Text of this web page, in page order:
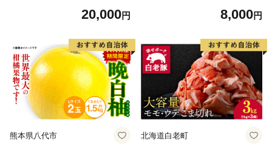
20,000円
まいも サツマイモ さつま芋
茨城県 行方市(EY-25)
8,000円
熊本県八代市 北海道白老町